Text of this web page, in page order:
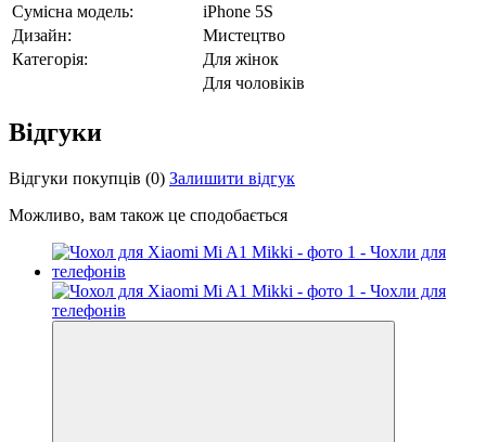
Сумісна модель:
iPhone 5S
Дизайн:
Мистецтво
Категорія:
Для жінок
Для чоловіків
Відгуки
Відгуки покупців (0) Залишити відгук
Можливо, вам також це сподобається